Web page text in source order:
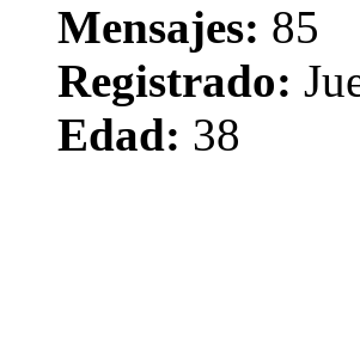
Mensajes: 85
Registrado:
Edad: 38